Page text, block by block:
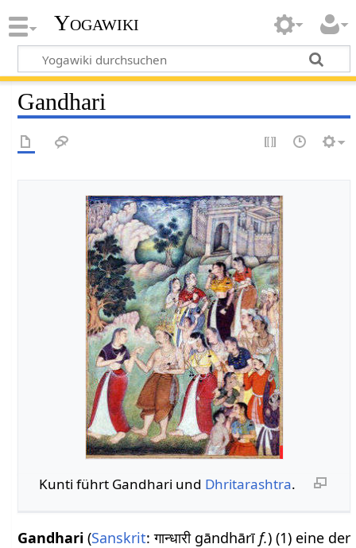
Yogawiki
Gandhari
Kunti führt Gandhari und Dhritarashtra.
Gandhari (Sanskrit: गान्धारी gāndhārīf.) (1) eine der